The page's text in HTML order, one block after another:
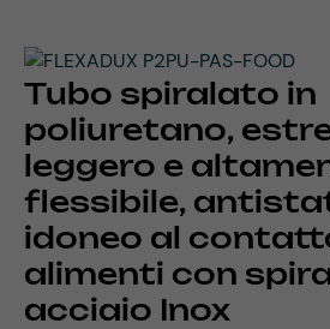
Tubo spiralato in
poliuretano,
leggero e
flessibile,
idoneo al
alimenti con
acciaio Inox